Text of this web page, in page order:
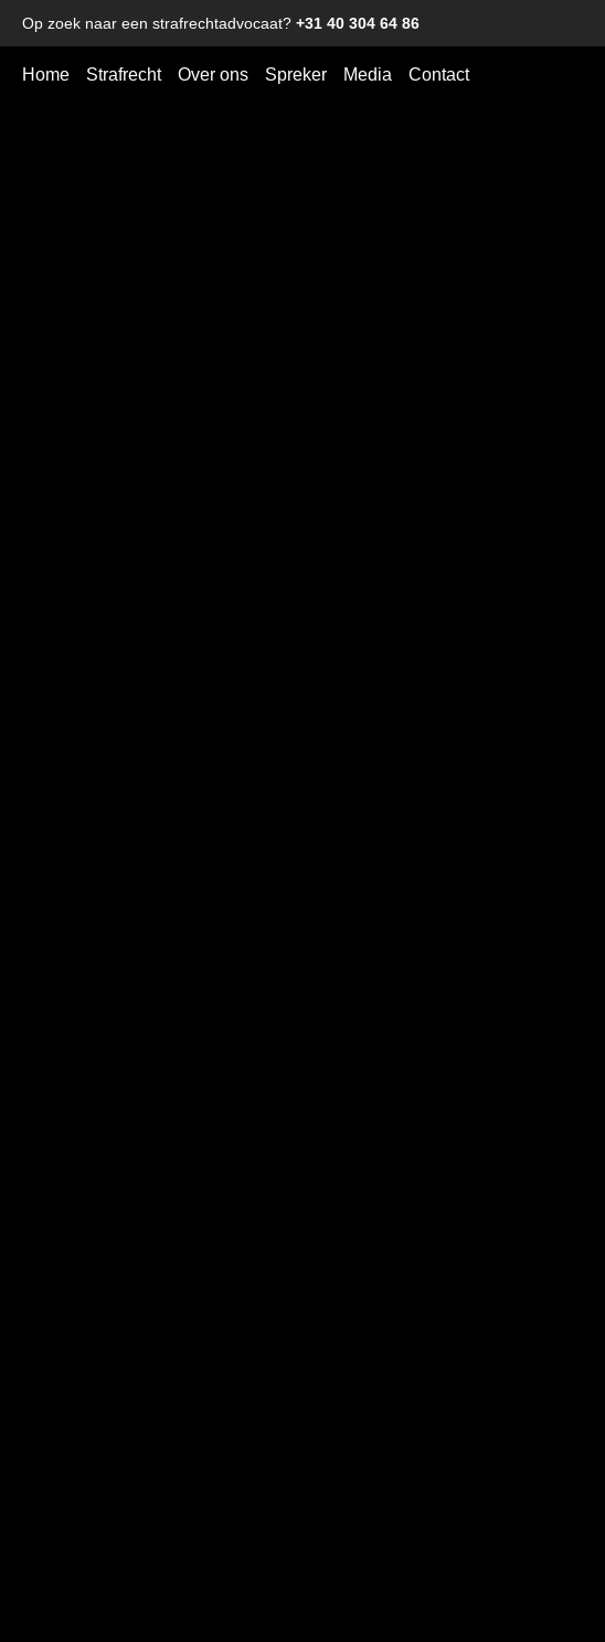
Op zoek naar een strafrechtadvocaat? +31 40 304 64 86
Home Strafrecht Over ons Spreker Media Contact